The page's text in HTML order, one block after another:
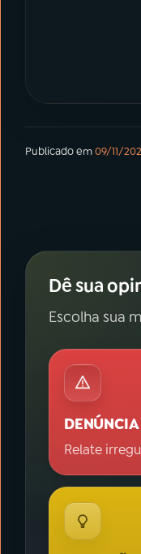
Publicado em09/11/
Dê sua
Escolha sua
DENÚNCIA
Relate